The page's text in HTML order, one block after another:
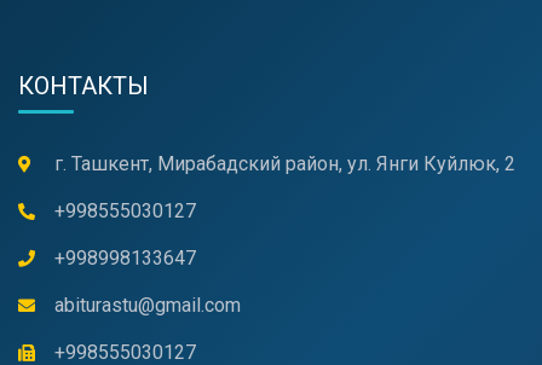
КОНТАКТЫ
г. Ташкент, Мирабадский район, ул. Янги Куйлюк, 2
+998555030127
+998998133647
abiturastu@gmail.com
+998555030127